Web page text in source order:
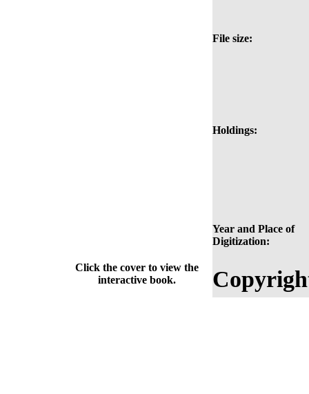
File size:
Holdings:
Year and Place of
Digitization:
Click the cover to view the
interactive book.